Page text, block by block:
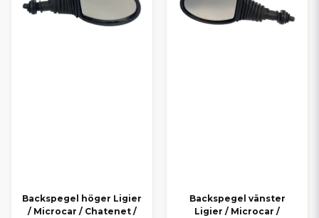
Backspegel höger Ligier
/ Microcar / Chatenet /
Backspegel vänster
Ligier / Microcar /